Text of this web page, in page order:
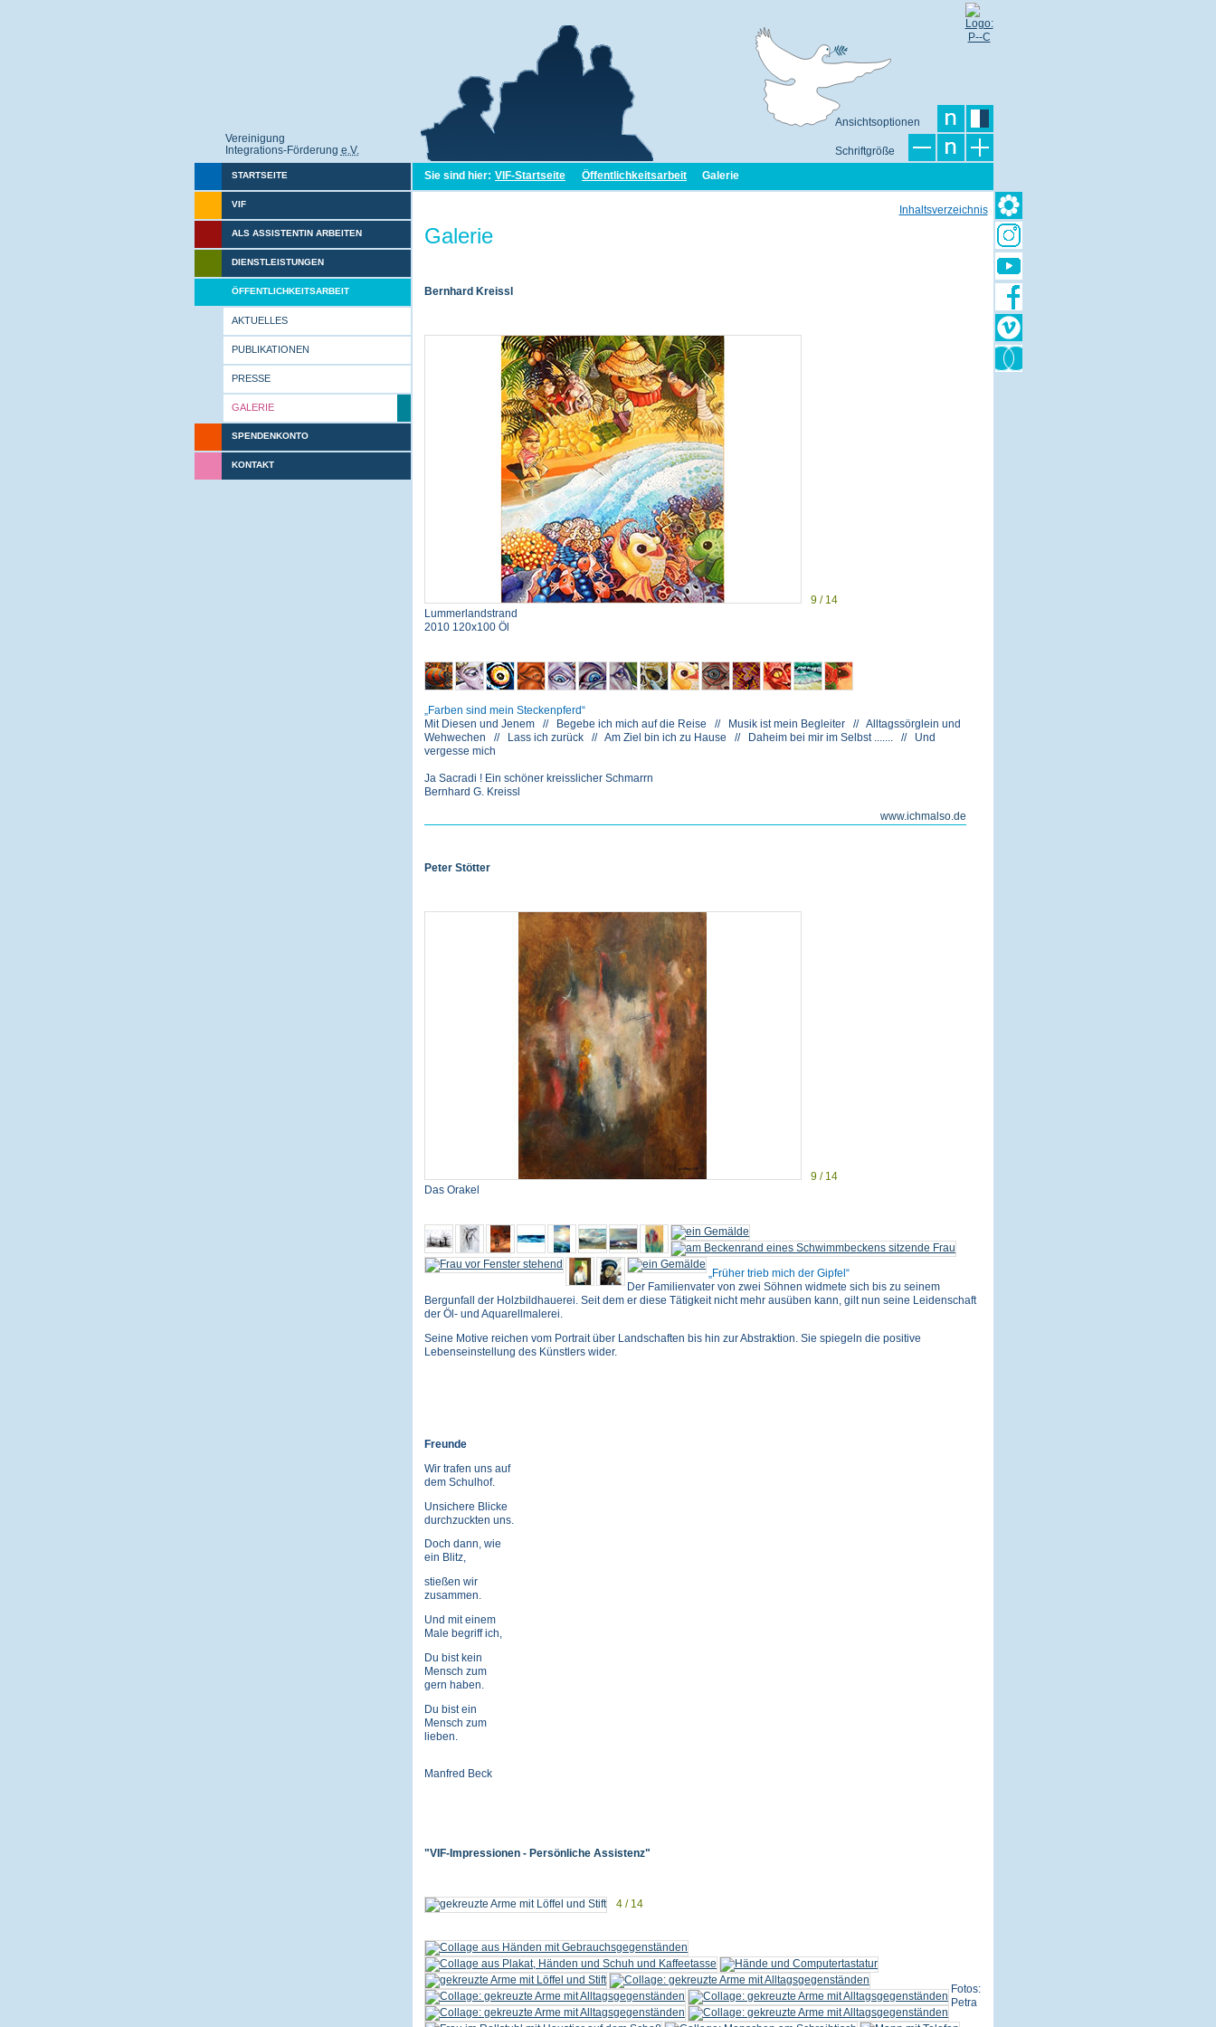
Vereinigung
Integrations-Förderung e.V.
Ansichtsoptionen
Schriftgröße
STARTSEITE
VIF
ALS ASSISTENTIN ARBEITEN
DIENSTLEISTUNGEN
ÖFFENTLICHKEITSARBEIT
AKTUELLES
PUBLIKATIONEN
PRESSE
GALERIE
SPENDENKONTO
KONTAKT
Sie sind hier: VIF-Startseite Öffentlichkeitsarbeit Galerie
Inhaltsverzeichnis
Galerie
Bernhard Kreissl
9 / 14
Lummerlandstrand
2010 120x100 Öl
Farben sind mein Steckenpferd
Mit Diesen und Jenem // Begebe ich mich auf die Reise // Musik ist mein Begleiter // Alltagssörglein und
Wehwechen // Lass ich zurück // Am Ziel bin ich zu Hause // Daheim bei mir im Selbst ....... // Und
vergesse mich
Ja Sacradi ! Ein schöner kreisslicher Schmarrn
Bernhard G. Kreissl
www.ichmalso.de
Peter Stötter
9 / 14
Das Orakel
Früher trieb mich der Gipfel
Der Familienvater von zwei Söhnen widmete sich bis zu seinem
Bergunfall der Holzbildhauerei. Seit dem er diese Tätigkeit nicht mehr ausüben kann, gilt nun seine Leidenschaft
der Öl- und Aquarellmalerei.
Seine Motive reichen vom Portrait über Landschaften bis hin zur Abstraktion. Sie spiegeln die positive
Lebenseinstellung des Künstlers wider.
Freunde
Wir trafen uns auf
dem Schulhof.
Unsichere Blicke
durchzuckten uns.
Doch dann, wie
ein Blitz,
stießen wir
zusammen.
Und mit einem
Male begriff ich,
Du bist kein
Mensch zum
gern haben.
Du bist ein
Mensch zum
lieben.
Manfred Beck
"VIF-Impressionen - Persönliche Assistenz"
4 / 14
Fotos:
Petra